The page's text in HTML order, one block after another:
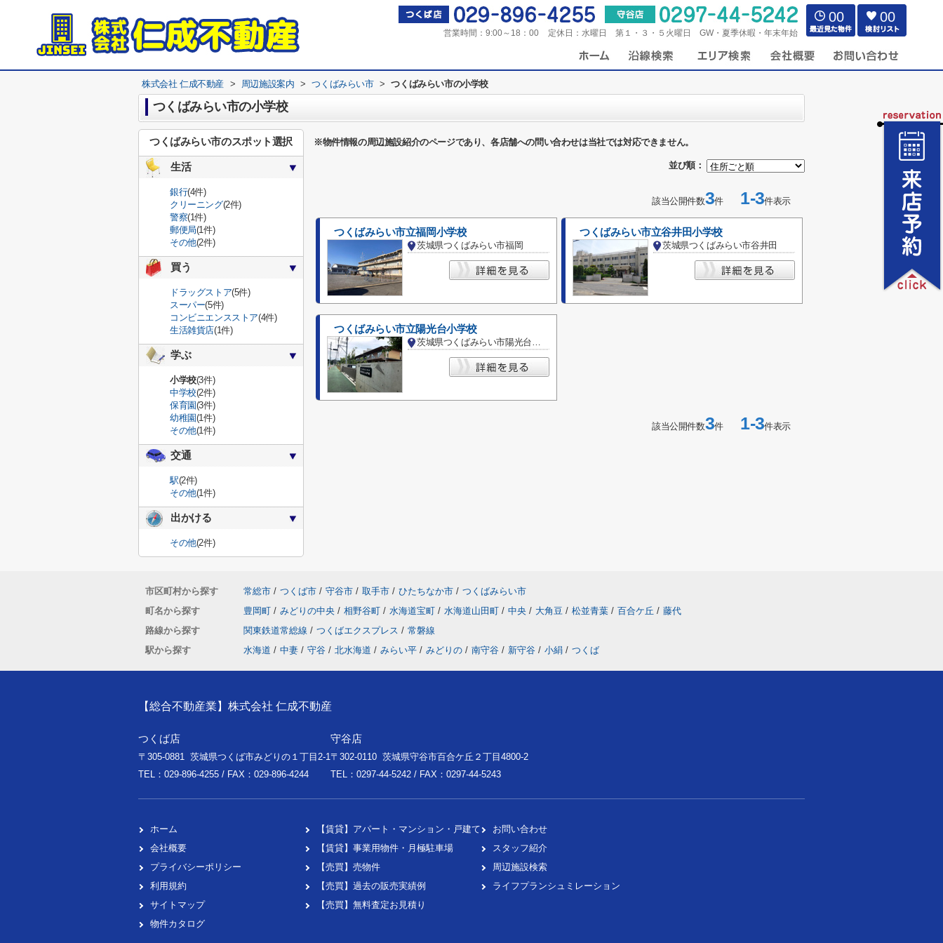
営業時間： 9:00～18：00 定休日： 水曜日 第１・３・５火曜日 GW・夏季休暇・年末年始
00 00
株式会社 仁成不動産 > 周辺施設案内 > つくばみらい市 > つくばみらい市の小学校
つくばみらい市の小学校
※物件情報の周辺施設紹介のページであり、各店舗への問い合わせは当社では対応できません。
並び順：
該当公開件数3件1-3件表示
つくばみらい市立福岡小学校
茨城県つくばみらい市福岡
つくばみらい市立谷井田小学校
茨城県つくばみらい市谷井田
つくばみらい市立陽光台小学校
茨城県つくばみらい市陽光台３丁目
該当公開件数3件1-3件表示
つくばみらい市のスポット選択
生活
銀行(4件)
クリーニング(2件)
警察(1件)
郵便局(1件)
その他(2件)
買う
ドラッグストア(5件)
スーパー(5件)
コンビニエンスストア(4件)
生活雑貨店(1件)
学ぶ
小学校(3件)
中学校(2件)
保育園(3件)
幼稚園(1件)
その他(1件)
交通
駅(2件)
その他(1件)
出かける
その他(2件)
市区町村から探す 常総市 / つくば市 / 守谷市 / 取手市 / ひたちなか市 / つくばみらい市
町名から探す
豊岡町 / みどりの中央 / 相野谷町 / 水海道宝町 / 水海道山田町 / 中央 / 大角豆 / 松並青葉 / 百合ケ丘 / 藤代
路線から探す
関東鉄道常総線 / つくばエクスプレス / 常磐線
駅から探す
水海道 / 中妻 / 守谷 / 北水海道 / みらい平 / みどりの / 南守谷 / 新守谷 / 小絹 / つくば
【総合不動産業】株式会社 仁成不動産
つくば店
〒305-0881 茨城県つくば市みどりの１丁目2-1
TEL：029-896-4255 / FAX：029-896-4244
守谷店
〒302-0110 茨城県守谷市百合ケ丘２丁目4800-2
TEL：0297-44-5242 / FAX：0297-44-5243
ホーム
会社概要
プライバシーポリシー
利用規約
サイトマップ
物件カタログ
【賃貸】アパート・マンション・戸建て
【賃貸】事業用物件・月極駐車場
【売買】売物件
【売買】過去の販売実績例
【売買】無料査定お見積り
お問い合わせ
スタッフ紹介
周辺施設検索
ライフプランシュミレーション